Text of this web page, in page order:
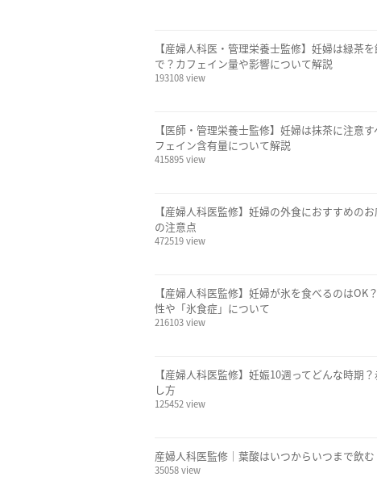
【産婦人科医・管理栄養士監修】妊婦は緑茶
で？カフェイン量や影響について解説
193108 view
【医師・管理栄養士監修】妊婦は抹茶に注意
フェイン含有量について解説
415895 view
【産婦人科医監修】妊婦の外食におすすめの
の注意点
472519 view
【産婦人科医監修】妊婦が氷を食べるのは
性や「氷食症」について
216103 view
【産婦人科医監修】妊娠10週ってどんな時期
し方
125452 view
産婦人科医監修｜葉酸はいつからいつまで飲
35058 view